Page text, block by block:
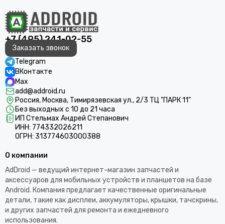
+7 (495) 241-02-55
Заказать звонок
Telegram
ВКонтакте
Max
add@addroid.ru
Россия, Москва, Тимирязевская ул., 2/3 ТЦ "ПАРК 11"
Без выходных с 10 до 21 часа
ИП Стельмах Андрей Степанович
ИНН: 774332026211
ОГРН: 313774603000388
О компании
AdDroid — ведущий интернет-магазин запчастей и
аксессуаров для мобильных устройств и планшетов на базе
Android. Компания предлагает качественные оригинальные
детали, такие как дисплеи, аккумуляторы, крышки, тачскрины,
и других запчастей для ремонта и ежедневного
использования.​